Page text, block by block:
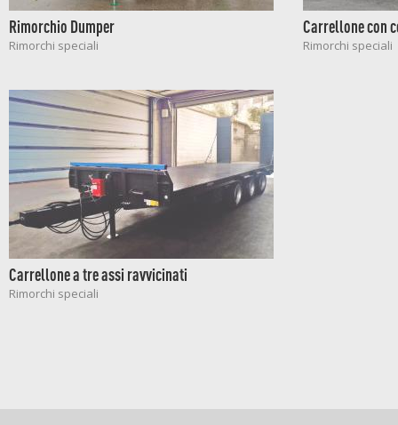
Rimorchio Dumper
Rimorchi speciali
Carrellone con
Rimorchi speciali
Carrellone a tre assi ravvicinati
Rimorchi speciali